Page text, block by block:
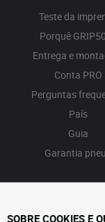
Teste da
Porquê
Entrega e
Conta PRO
Perguntas
País
Guia
Garantia
SOBRE COOKIES E